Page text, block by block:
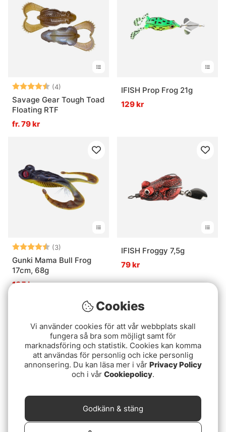
Betyg: (4)
4.3 utav 5 stjärnor
Savage Gear Tough Toad
Floating RTF
fr. 79 kr
IFISH Prop Frog 21g
129 kr
Betyg: (3)
4.7 utav 5 stjärnor
Gunki Mama Bull Frog
17cm, 68g
105 kr
IFISH Froggy 7,5g
79 kr
129 kr
IFISH Popper Frog 18g,
PLO
Cookies
Vi använder cookies för att vår webbplats skall
fungera så bra som möjligt samt för
marknadsföring och statistik. Cookies kan komma
att användas för personlig och icke personlig
annonsering. Du kan läsa mer i vår Privacy Policy
och i vår Cookiepolicy.
Godkänn & stäng